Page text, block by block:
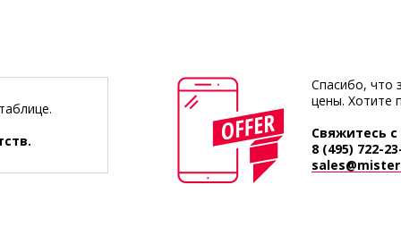
Спасибо, что
цены. Хотите
Свяжитесь
8 (495) 722-